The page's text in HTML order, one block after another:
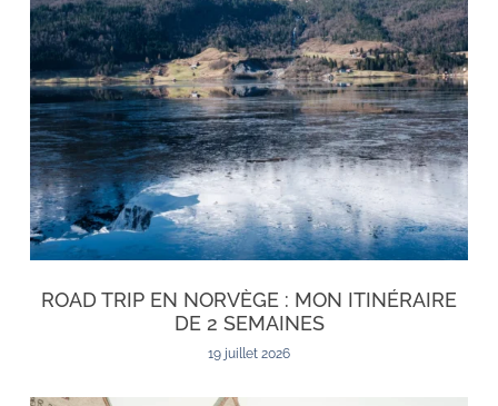
ROAD TRIP EN NORVÈGE : MON ITINÉRAIRE
DE 2 SEMAINES
19 juillet 2026